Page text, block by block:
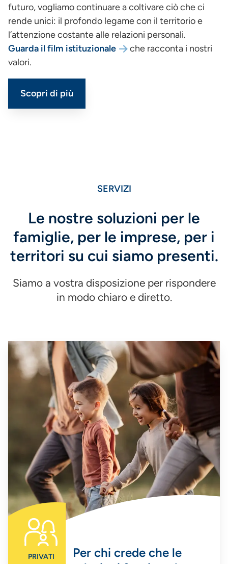
futuro, vogliamo continuare a coltivare ciò che ci
rende unici: il profondo legame con il territorio e
l’attenzione costante alle relazioni personali.
Guarda il film istituzionale
che racconta i nostri
valori.
Scopri di più
SERVIZI
Le nostre soluzioni per le
famiglie, per le imprese, per i
territori su cui siamo presenti.
Siamo a vostra disposizione per rispondere
in modo chiaro e diretto.
PRIVATI
Per chi crede che le